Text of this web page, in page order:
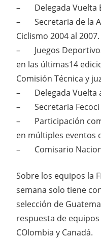
– Delegada Vuelta
– Secretaria de la
Ciclismo 2004 al 2007.
– Juegos
en las últimas14
Comisión Técnica y
– Delegada Vuelta
– Secretaria Fecoci
– Participación
en múltiples eventos
– Comisario
Sobre los equipos la
semana solo tiene
selección de
respuesta de
COlombia y Canadá.